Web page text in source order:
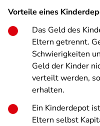
Vorteile eines
Das Geld des
Eltern getrennt.
Schwierigkeiten
Geld der Kinder
verteilt werden,
erhalten.
Ein Kinderdepot
Eltern selbst